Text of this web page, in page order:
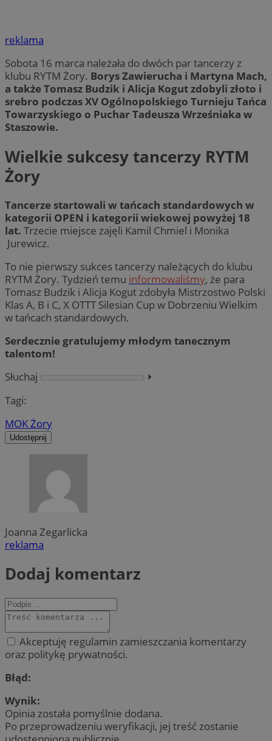
reklama
Sobota 16 marca należała do dwóch par tancerzy z
klubu RYTM Żory. Borys Zawierucha i Martyna Mach,
a także Tomasz Budzik i Alicja Kogut zdobyli złoto i
srebro podczas XV Ogólnopolskiego Turnieju Tańca
Towarzyskiego o Puchar Tadeusza Wrześniaka w
Staszowie.
Wielkie sukcesy tancerzy RYTM
Żory
Tancerze startowali w tańcach standardowych w
kategorii OPEN i kategorii wiekowej powyżej 18
lat. Trzecie miejsce zajęli Kamil Chmiel i Monika
Jurewicz.
To nie pierwszy sukces tancerzy należących do klubu
RYTM Żory. Tydzień temu informowaliśmy, że para
Tomasz Budzik i Alicja Kogut zdobyła Mistrzostwo Polski
Klas A, B i C, X OTTT Silesian Cup w Dobrzeniu Wielkim
w tańcach standardowych.
Serdecznie gratulujemy młodym tanecznym
talentom!
Słuchaj
⏵︎
Tagi:
MOK Żory
Udostępnij
Joanna Zegarlicka
reklama
Dodaj komentarz
Akceptuję regulamin zamieszczania komentarzy
oraz politykę prywatności.
Błąd:
Wynik:
Opinia została pomyślnie dodana.
Po przeprowadzeniu weryfikacji, jej treść zostanie